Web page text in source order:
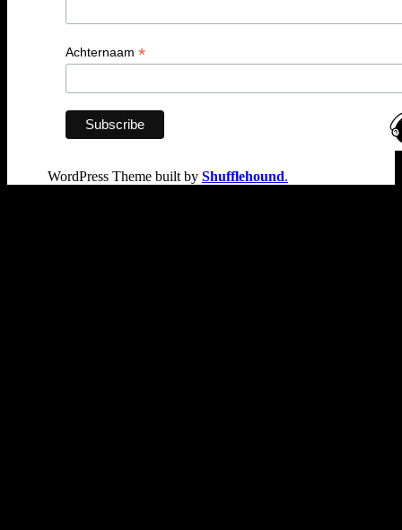
Achternaam *
WordPress Theme built by Shufflehound.